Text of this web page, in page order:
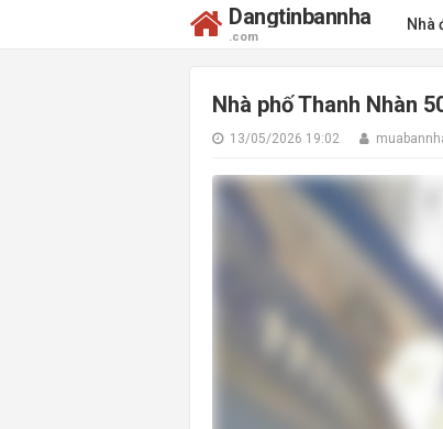
Dangtinbannha
.com
Nhà
Nhà phố Thanh Nhàn
13/05/2026 19:02